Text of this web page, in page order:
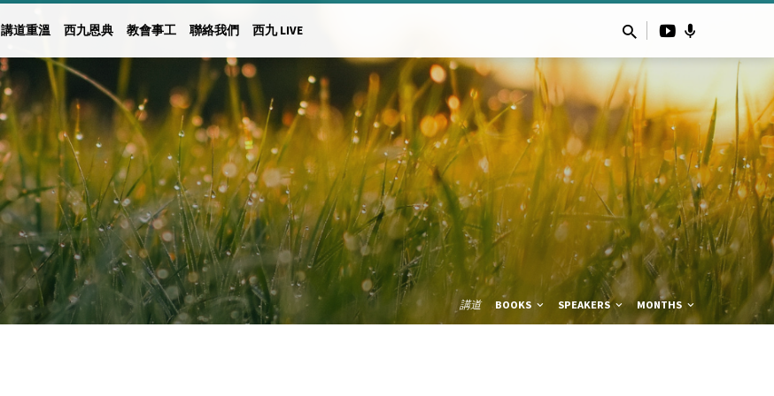
講道重溫 西九恩典 教會事工 聯絡我們 西九 LIVE
講道 BOOKS SPEAKERS MONTHS